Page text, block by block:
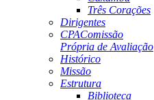
Três Corações
Dirigentes
CPAComissão
Própria de Avaliação
Histórico
Missão
Estrutura
Biblioteca